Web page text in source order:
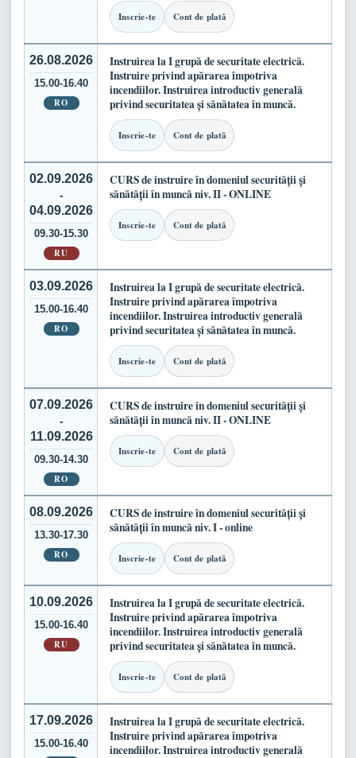
Inscrie-te Cont de plată
26.08.2026
15.00-16.40
RO
Instruirea la I grupă de securitate electrică.
Instruire privind apărarea împotriva
incendiilor. Instruirea introductiv generală
privind securitatea și sănătatea în muncă.
Inscrie-te Cont de plată
02.09.2026
-
04.09.2026
09.30-15.30
RU
CURS de instruire în domeniul securității și
sănătății în muncă niv. II - ONLINE
Inscrie-te Cont de plată
03.09.2026
15.00-16.40
RO
Instruirea la I grupă de securitate electrică.
Instruire privind apărarea împotriva
incendiilor. Instruirea introductiv generală
privind securitatea și sănătatea în muncă.
Inscrie-te Cont de plată
07.09.2026
-
11.09.2026
09.30-14.30
RO
CURS de instruire în domeniul securității și
sănătății în muncă niv. II - ONLINE
Inscrie-te Cont de plată
08.09.2026
13.30-17.30
RO
CURS de instruire în domeniul securității și
sănătății în muncă niv. I - online
Inscrie-te Cont de plată
10.09.2026
15.00-16.40
RU
Instruirea la I grupă de securitate electrică.
Instruire privind apărarea împotriva
incendiilor. Instruirea introductiv generală
privind securitatea și sănătatea în muncă.
Inscrie-te Cont de plată
17.09.2026
15.00-16.40
Instruirea la I grupă de securitate electrică.
Instruire privind apărarea împotriva
incendiilor. Instruirea introductiv generală